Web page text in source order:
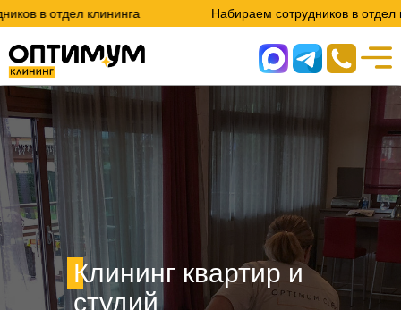
Набираем сотрудников в отдел клининга
Клининг квартир и
студий